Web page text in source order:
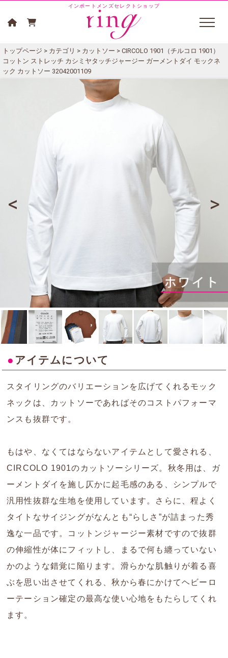
インポートメンズセレクトショップ
トップページ > カテゴリ > カットソー > CIRCOLO 1901（チルコロ 1901）
コットン ストレッチ カシミヤタッチジャージー ガーメントダイ モックネ
ック カットソー 32042001109
● アイテムについて
スタイリングのバリエーションを広げてくれるモック
ネックは、カットソーであればそのコストパフォーマ
ンスも抜群です。
もはや、なくてはならないアイテムとして愛される、
CIRCOLO 1901のカットソーシリーズ。秋冬用は、ガ
ーメントダイを施し仄かに起毛感のある、シンプルで
汎用性抜群な生地を使用しています。さらに、程よく
タイトなサイジングがなんとも“らしさ”が詰まった秀
逸な一品です。コットンジャージー素材ですので抜群
の伸縮性が体にフィットし、まるで何も纏っていない
かのような錯覚に陥ります。滑らかな肌触りが着る喜
ぶを思い出させてくれる、秋から春にかけてヘビーロ
ーテーション確定の最高な使い心地をもたらしてくれ
ます。